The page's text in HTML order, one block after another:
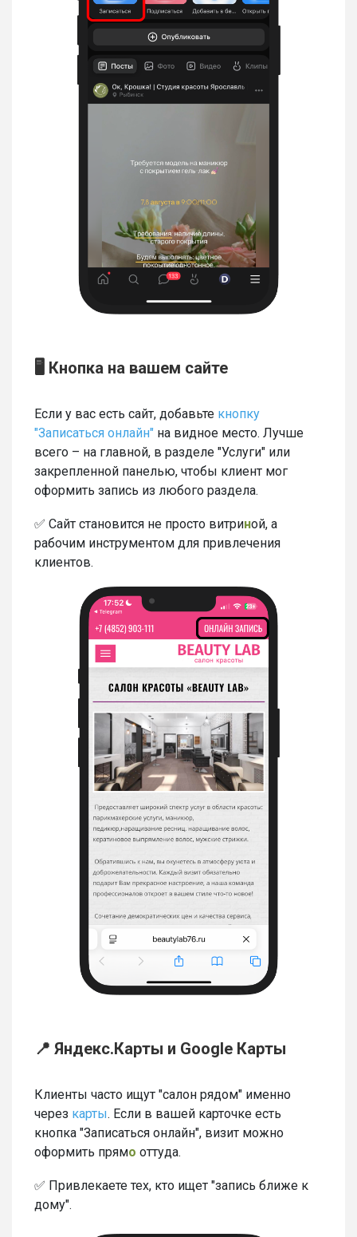
🖥 Кнопка на вашем сайте
Если у вас есть сайт, добавьте кнопку
"Записаться онлайн" на видное место. Лучше
всего – на главной, в разделе "Услуги" или
закрепленной панелью, чтобы клиент мог
оформить запись из любого раздела.
✅ Сайт становится не просто витриной, а
рабочим инструментом для привлечения
клиентов.
📍 Яндекс.Карты и Google Карты
Клиенты часто ищут "салон рядом" именно
через карты. Если в вашей карточке есть
кнопка "Записаться онлайн", визит можно
оформить прямо оттуда.
✅ Привлекаете тех, кто ищет "запись ближе к
дому".